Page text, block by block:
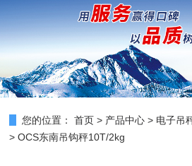
您的位置： 首页 > 产品中心 > 电子吊
> OCS东南吊钩秤10T/2kg